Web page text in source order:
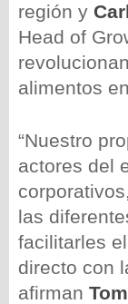
región y
Head of
alimentos
“Nuestro
actores del
las
facilitarles
directo con
afirman